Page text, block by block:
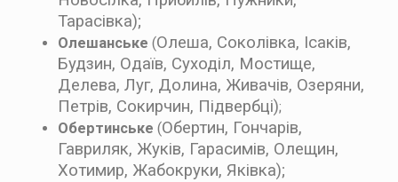
Тарасівка);
Олешанське (Олеша, Соколівка, Ісаків,
Будзин, Одаїв, Суходіл, Мостище,
Делева, Луг, Долина, Живачів, Озеряни,
Петрів, Сокирчин, Підвербці);
Обертинське (Обертин, Гончарів,
Гавриляк, Жуків, Гарасимів, Олещин,
Хотимир, Жабокруки, Яківка);